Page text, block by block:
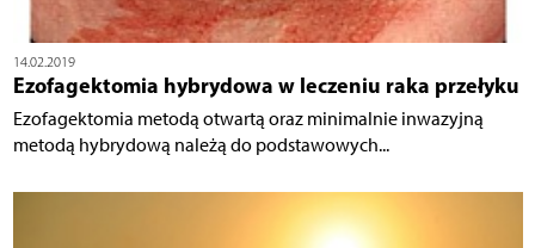
14.02.2019
Ezofagektomia hybrydowa w leczeniu raka przełyku
Ezofagektomia metodą otwartą oraz minimalnie inwazyjną
metodą hybrydową należą do podstawowych...